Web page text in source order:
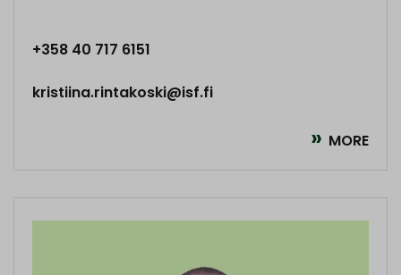
+358 40 717 6151
kristiina.rintakoski@isf.fi
MORE